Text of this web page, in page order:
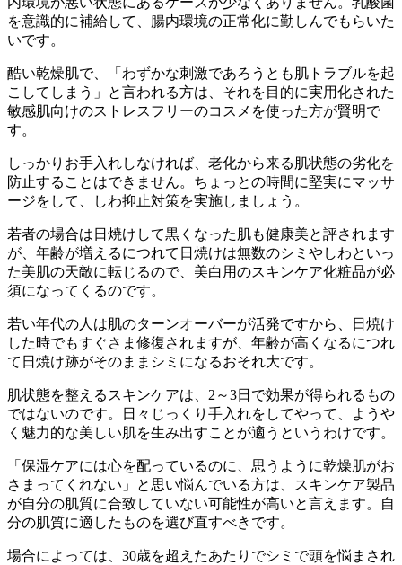
を意識的に補給して、腸内環境の正常化に勤しんでもらいた
いです。
酷い乾燥肌で、「わずかな刺激であろうとも肌トラブルを起
こしてしまう」と言われる方は、それを目的に実用化された
敏感肌向けのストレスフリーのコスメを使った方が賢明で
す。
しっかりお手入れしなければ、老化から来る肌状態の劣化を
防止することはできません。ちょっとの時間に堅実にマッサ
ージをして、しわ抑止対策を実施しましょう。
若者の場合は日焼けして黒くなった肌も健康美と評されます
が、年齢が増えるにつれて日焼けは無数のシミやしわといっ
た美肌の天敵に転じるので、美白用のスキンケア化粧品が必
須になってくるのです。
若い年代の人は肌のターンオーバーが活発ですから、日焼け
した時でもすぐさま修復されますが、年齢が高くなるにつれ
て日焼け跡がそのままシミになるおそれ大です。
肌状態を整えるスキンケアは、2～3日で効果が得られるもの
ではないのです。日々じっくり手入れをしてやって、ようや
く魅力的な美しい肌を生み出すことが適うというわけです。
「保湿ケアには心を配っているのに、思うように乾燥肌がお
さまってくれない」と思い悩んでいる方は、スキンケア製品
が自分の肌質に合致していない可能性が高いと言えます。自
分の肌質に適したものを選び直すべきです。
場合によっては、30歳を超えたあたりでシミで頭を悩まされ